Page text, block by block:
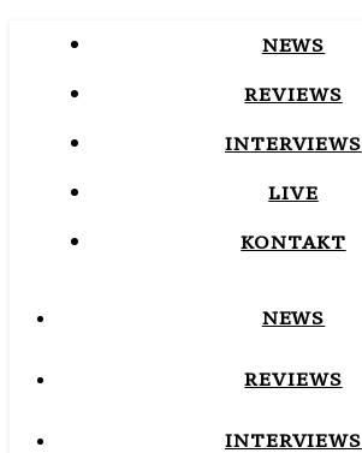
NEWS
REVIEWS
INTERVIEWS
LIVE
KONTAKT
NEWS
REVIEWS
INTERVIEWS